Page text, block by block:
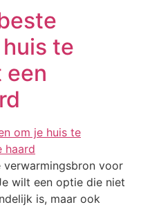
te
een
voor
wilt een optie die niet
is, maar ook